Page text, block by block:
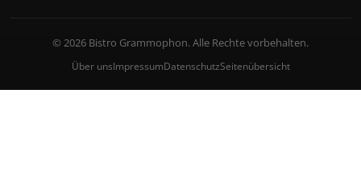
© 2026 Bistro Grammophon. Alle Rechte vorbehalten.
Über unsImpressumDatenschutzSeitenübersicht